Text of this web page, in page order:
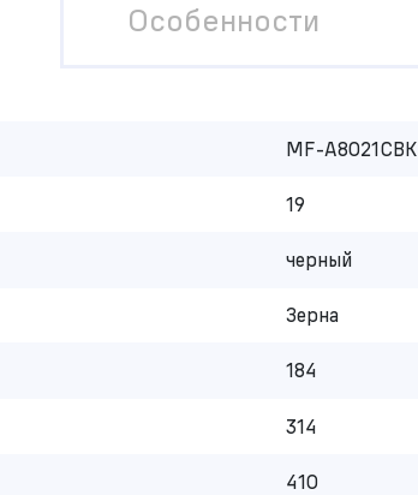
Особенности
MF-A8021CBK
19
черный
Зерна
184
314
410